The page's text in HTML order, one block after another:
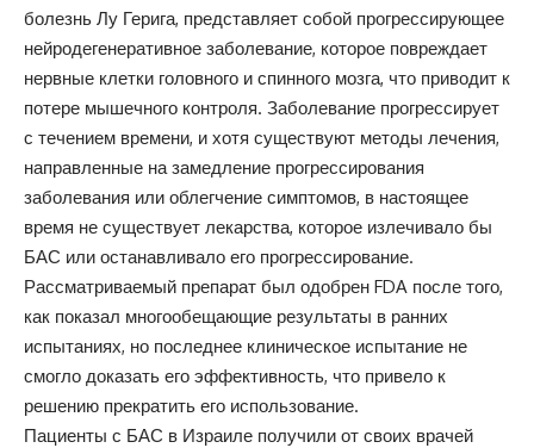
болезнь Лу Герига, представляет собой прогрессирующее
нейродегенеративное заболевание, которое повреждает
нервные клетки головного и спинного мозга, что приводит к
потере мышечного контроля. Заболевание прогрессирует
с течением времени, и хотя существуют методы лечения,
направленные на замедление прогрессирования
заболевания или облегчение симптомов, в настоящее
время не существует лекарства, которое излечивало бы
БАС или останавливало его прогрессирование.
Рассматриваемый препарат был одобрен FDA после того,
как показал многообещающие результаты в ранних
испытаниях, но последнее клиническое испытание не
смогло доказать его эффективность, что привело к
решению прекратить его использование.
Пациенты с БАС в Израиле получили от своих врачей